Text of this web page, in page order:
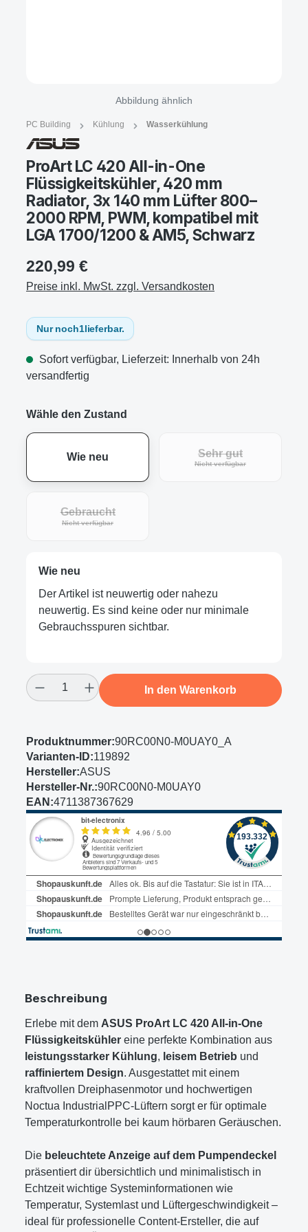
Abbildung ähnlich
PC Building Kühlung Wasserkühlung
ProArt LC 420 All-in-One
Flüssigkeitskühler, 420 mm
Radiator, 3x 140 mm Lüfter 800–
2000 RPM, PWM, kompatibel mit
LGA 1700/1200 & AM5, Schwarz
220,99 €
Preise inkl. MwSt. zzgl. Versandkosten
Nur noch1lieferbar.
Sofort verfügbar, Lieferzeit: Innerhalb von 24h
versandfertig
Wähle den Zustand
Wie neu Sehr gut
Nicht verfügbar(Diese Option ist
Gebraucht
Nicht verfügbar(Diese Option ist zurzeit nicht verfügbar.)
Wie neu
Der Artikel ist neuwertig oder nahezu
neuwertig. Es sind keine oder nur minimale
Gebrauchsspuren sichtbar.
Produkt Anzahl: Gib den gewünschten
In den Warenkorb
Produktnummer:90RC00N0-M0UAY0_A
Varianten-ID:119892
Hersteller:ASUS
Hersteller-Nr.:90RC00N0-M0UAY0
EAN:4711387367629
Beschreibung
Erlebe mit dem ASUS ProArt LC 420 All-in-One
Flüssigkeitskühler eine perfekte Kombination aus
leistungsstarker Kühlung, leisem Betrieb und
raffiniertem Design. Ausgestattet mit einem
kraftvollen Dreiphasenmotor und hochwertigen
Noctua IndustrialPPC-Lüftern sorgt er für optimale
Temperaturkontrolle bei kaum hörbaren Geräuschen.
Die beleuchtete Anzeige auf dem Pumpendeckel
präsentiert dir übersichtlich und minimalistisch in
Echtzeit wichtige Systeminformationen wie
Temperatur, Systemlast und Lüftergeschwindigkeit –
ideal für professionelle Content-Ersteller, die auf